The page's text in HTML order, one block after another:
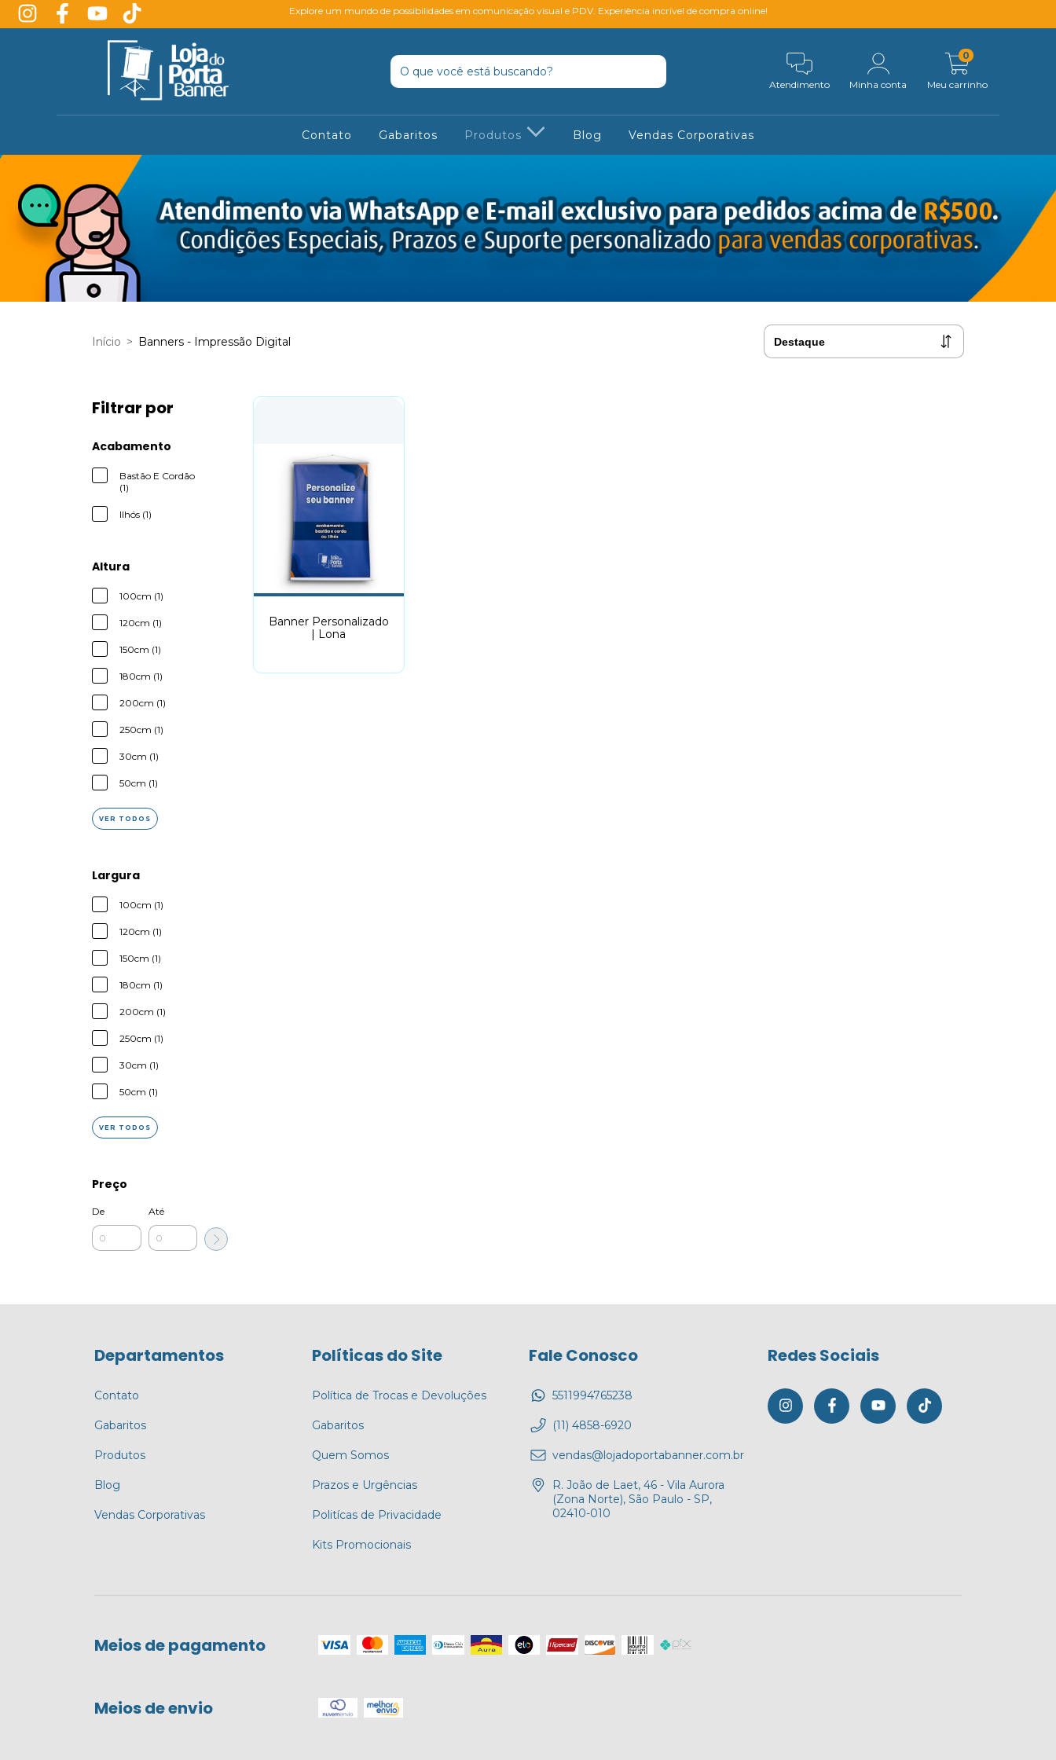
Explore um mundo de possibilidades em comunicação visual e PDV. Experiência incrível de compra online!
Atendimento Minha conta Meu carrinho
0
Contato Gabaritos Produtos Blog Vendas Corporativas
Início > Banners - Impressão Digital
Filtrar por
Acabamento
Bastão E Cordão
(1)
Ilhós (1)
Altura
100cm (1)
120cm (1)
150cm (1)
180cm (1)
200cm (1)
250cm (1)
30cm (1)
50cm (1)
VER TODOS
Largura
100cm (1)
120cm (1)
150cm (1)
180cm (1)
200cm (1)
250cm (1)
30cm (1)
50cm (1)
VER TODOS
Preço
De Até
Banner Personalizado
| Lona
Departamentos
Contato
Gabaritos
Produtos
Blog
Vendas Corporativas
Políticas do Site
Política de Trocas e Devoluções
Gabaritos
Quem Somos
Prazos e Urgências
Politícas de Privacidade
Kits Promocionais
Fale Conosco
5511994765238
(11) 4858-6920
vendas@lojadoportabanner.com.br
R. João de Laet, 46 - Vila Aurora
(Zona Norte), São Paulo - SP,
02410-010
Redes Sociais
Meios de pagamento
Meios de envio